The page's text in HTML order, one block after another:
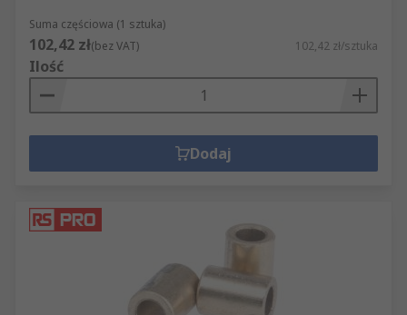
Suma częściowa (1 sztuka)
102,42 zł(bez VAT) 102,42 zł/sztuka
Ilość
Dodaj